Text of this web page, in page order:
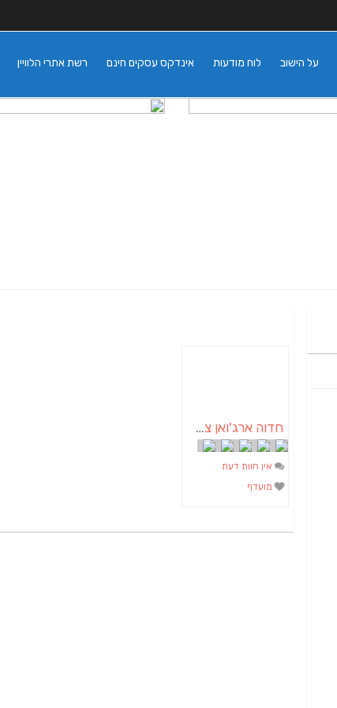
רשת אתרי הלוויין אינדקס עסקים חינם לוח מודעות על הישוב
חדוה ארג'ואן צבע הנפש | אבחון וטיפול בצבע האורה סומא | אימון טיפולי באומנות
אין חוות דעת
מועדף